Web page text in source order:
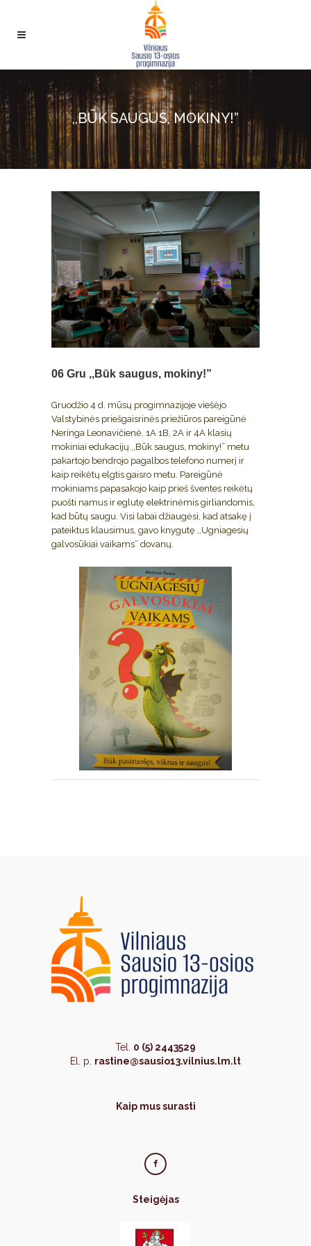
,,BŪK SAUGUS, MOKINY!”
06 Gru ,,Būk saugus, mokiny!”
Gruodžio 4 d. mūsų progimnazijoje viešėjo
Valstybinės priešgaisrinės priežiūros pareigūnė
Neringa Leonavičienė. 1A 1B, 2A ir 4A klasių
mokiniai edukacijų ,,Būk saugus, mokiny!” metu
pakartojo bendrojo pagalbos telefono numerį ir
kaip reikėtų elgtis gaisro metu. Pareigūnė
mokiniams papasakojo kaip prieš šventes reikėtų
puošti namus ir eglutę elektrinėmis girliandomis,
kad būtų saugu. Visi labai džiaugėsi, kad atsakę į
pateiktus klausimus, gavo knygutę ,,Ugniagesių
galvosūkiai vaikams” dovanų.
Tel. 0 (5) 2443529
El. p. rastine@sausio13.vilnius.lm.lt
Kaip mus surasti
Steigėjas